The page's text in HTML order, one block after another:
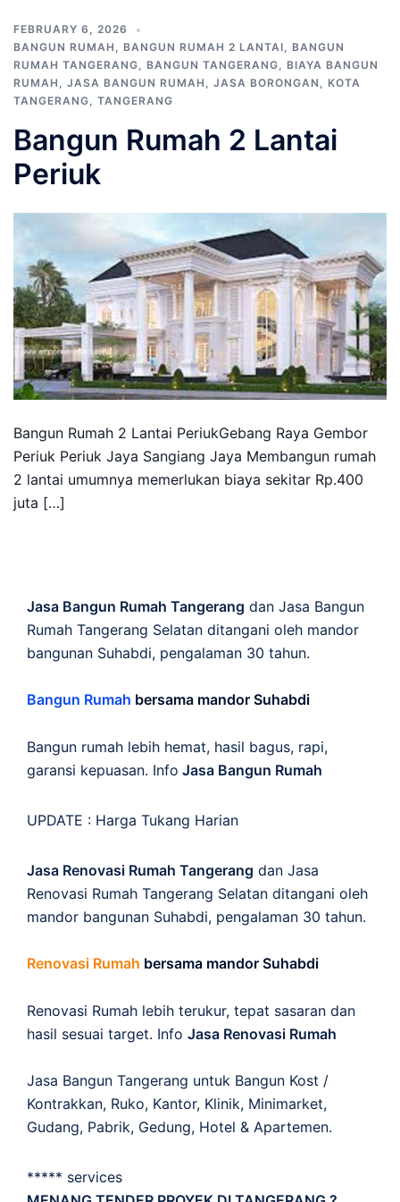
FEBRUARY 6, 2026
BANGUN RUMAH , BANGUN RUMAH 2 LANTAI, BANGUN
RUMAH TANGERANG, BANGUN TANGERANG, BIAYA BANGUN
RUMAH , JASA BANGUN RUMAH , JASA BORONGAN , KOTA
TANGERANG, TANGERANG
Bangun Rumah 2 Lantai
Periuk
Bangun Rumah 2 Lantai PeriukGebang Raya Gembor
Periuk Periuk Jaya Sangiang Jaya Membangun rumah
2 lantai umumnya memerlukan biaya sekitar Rp.400
juta […]
Jasa Bangun Rumah Tangerang dan Jasa Bangun
Rumah Tangerang Selatan ditangani oleh mandor
bangunan Suhabdi, pengalaman 30 tahun.
Bangun Rumah bersama mandor Suhabdi
Bangun rumah lebih hemat, hasil bagus, rapi,
garansi kepuasan. Info Jasa Bangun Rumah
UPDATE : Harga Tukang Harian
Jasa Renovasi Rumah Tangerang dan Jasa
Renovasi Rumah Tangerang Selatan ditangani oleh
mandor bangunan Suhabdi, pengalaman 30 tahun.
Renovasi Rumah bersama mandor Suhabdi
Renovasi Rumah lebih terukur, tepat sasaran dan
hasil sesuai target. Info Jasa Renovasi Rumah
Jasa Bangun Tangerang untuk Bangun Kost /
Kontrakkan, Ruko, Kantor, Klinik, Minimarket,
Gudang, Pabrik, Gedung, Hotel & Apartemen.
***** services